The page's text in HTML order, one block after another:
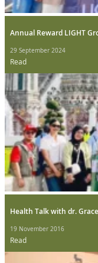
Annual Reward LIGHT
29 September 2024
Read
Health Talk with dr.
19 November 2016
Read